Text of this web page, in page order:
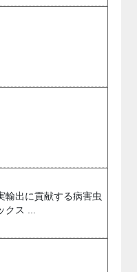
輸出に貢献する病害虫
ス ...